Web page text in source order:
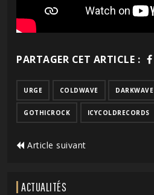
PARTAGER CET ARTICLE :
URGE COLDWAVE DARKWAVE
GOTHICROCK ICYCOLDRECORDS
Article suivant
ACTUALITÉS